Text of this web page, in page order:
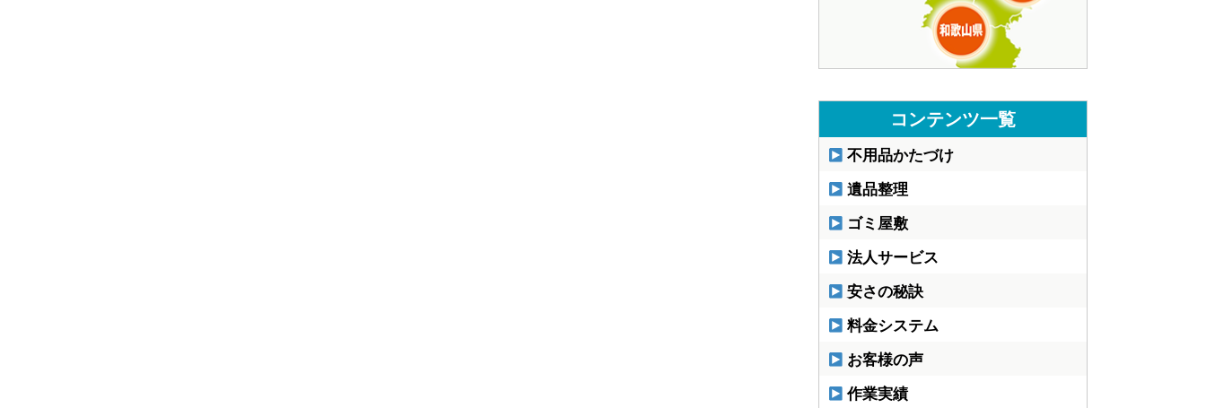
コンテンツ一覧
不用品かたづけ
遺品整理
ゴミ屋敷
法人サービス
安さの秘訣
料金システム
お客様の声
作業実績